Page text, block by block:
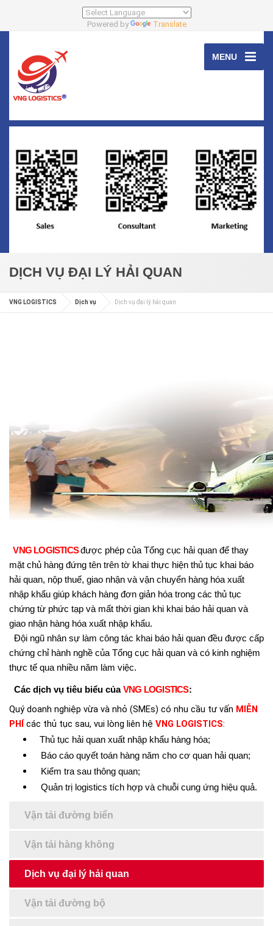
Powered by Translate
MENU
DỊCH VỤ ĐẠI LÝ HẢI QUAN
VNG LOGISTICS Dịch vụ Dịch vụ đại lý hải quan
VNG LOGISTICSđược phép của Tổng cục hải quan để thay
mặt chủ hàng đứng tên trên tờ khai thực hiện thủ tục khai báo
hải quan, nộp thuế, giao nhận và vận chuyển hàng hóa xuất
nhập khẩu giúp khách hàng đơn giản hóa trong các thủ tục
chứng từ phức tạp và mất thời gian khi khai báo hải quan và
giao nhận hàng hóa xuất nhập khẩu.
Đội ngũ nhân sự làm công tác khai báo hải quan đều được cấp
chứng chỉ hành nghề của Tổng cục hải quan và có kinh nghiệm
thực tế qua nhiều năm làm việc.
Các dịch vụ tiêu biểu củaVNG LOGISTICS:
Quý doanh nghiệp vừa và nhỏ (SMEs) có nhu cầu tư vấn MIỄN
PHÍ các thủ tục sau, vui lòng liên hệ VNG LOGISTICS:
Thủ tục hải quan xuất nhập khẩu hàng hóa;
Báo cáo quyết toán hàng năm cho cơ quan hải quan;
Kiểm tra sau thông quan;
Quản trị logistics tích hợp và chuỗi cung ứng hiệu quả.
Vận tải đường biển
Vận tải hàng không
Dịch vụ đại lý hải quan
Vận tải đường bộ